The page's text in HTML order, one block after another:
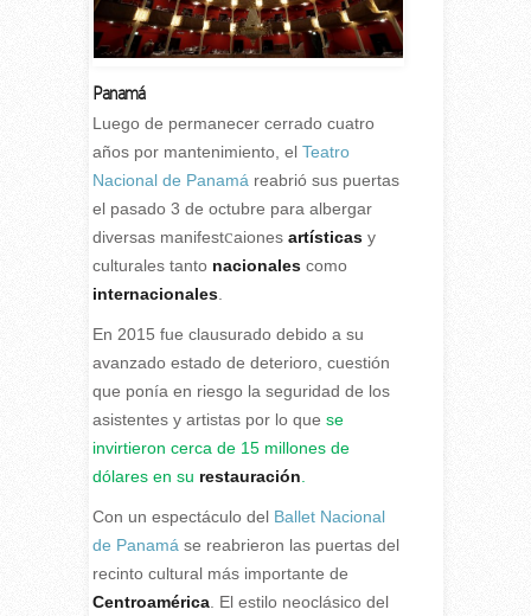
Panamá
Luego de permanecer cerrado cuatro
años por mantenimiento, el Teatro
Nacional de Panamá reabrió sus puertas
el pasado 3 de octubre para albergar
diversas manifestcaiones artísticasy
culturales tanto nacionalescomo
internacionales.
En 2015 fue clausurado debido a su
avanzado estado de deterioro, cuestión
que ponía en riesgo la seguridad de los
asistentes y artistas por lo que se
invirtieron cerca de 15 millones de
dólares en su restauración
Con un espectáculo del Ballet Nacional
de Panamá se reabrieron las puertas del
recinto cultural más importante de
Centroamérica. El estilo neoclásico del